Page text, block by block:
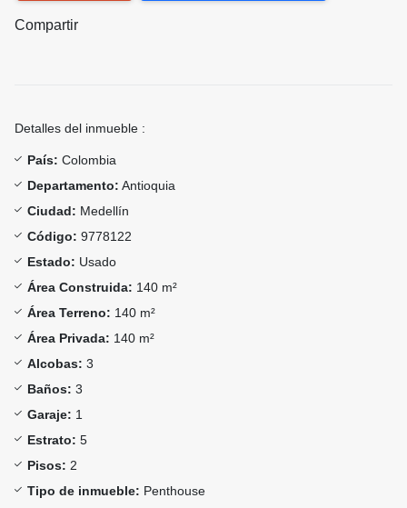
Compartir
Detalles del inmueble :
País: Colombia
Departamento: Antioquia
Ciudad: Medellín
Código: 9778122
Estado: Usado
Área Construida: 140 m²
Área Terreno: 140 m²
Área Privada: 140 m²
Alcobas: 3
Baños: 3
Garaje: 1
Estrato: 5
Pisos: 2
Tipo de inmueble: Penthouse